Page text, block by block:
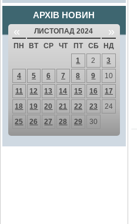
АРХІВ НОВИН
« ЛИСТОПАД 2024 »
ПН ВТ СР ЧТ ПТ СБ
НД
1
2
3
4
5 6 7 8 9
10
11
12 13 14 15 16
17
18
19 20 21 22 23
24
25
26 27 28 29 30